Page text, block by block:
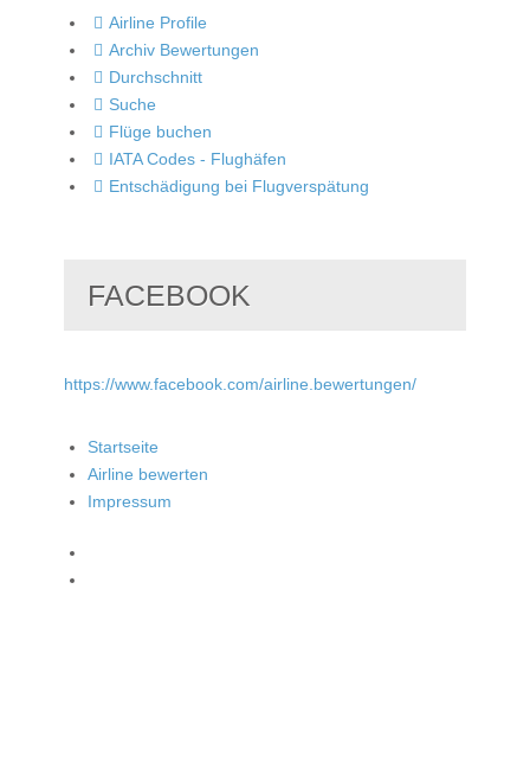
Airline Profile
Archiv Bewertungen
Durchschnitt
Suche
Flüge buchen
IATA Codes - Flughäfen
Entschädigung bei Flugverspätung
FACEBOOK
https://www.facebook.com/airline.bewertungen/
Startseite
Airline bewerten
Impressum